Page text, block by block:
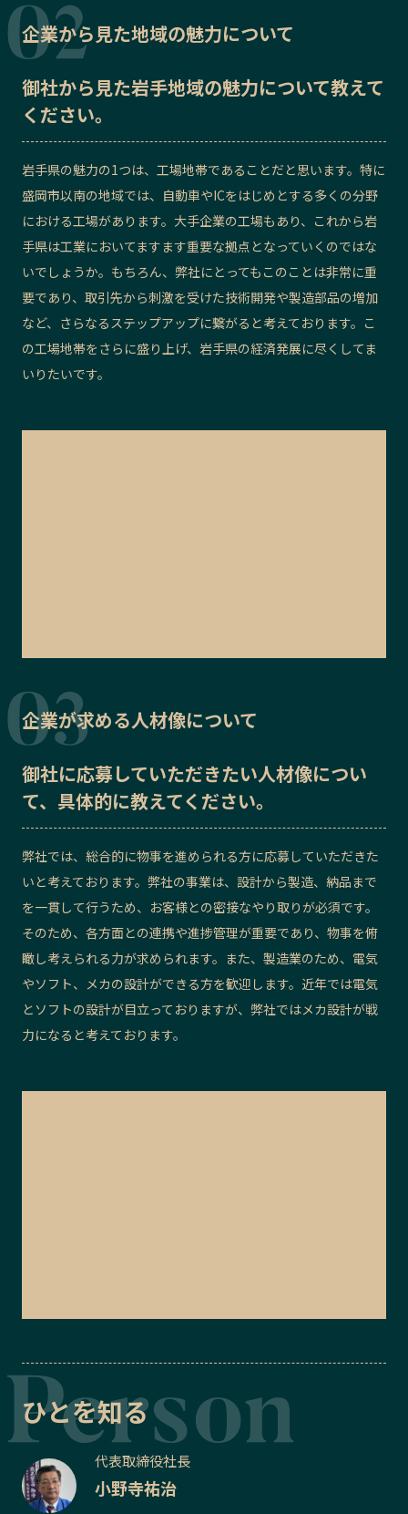
企業から見た地域の魅力について
御社から見た岩手地域の魅力について教えて
ください。
岩手県の魅力の1つは、工場地帯であることだと思います。特に
盛岡市以南の地域では、自動車やICをはじめとする多くの分野
における工場があります。大手企業の工場もあり、これから岩
手県は工業においてますます重要な拠点となっていくのではな
いでしょうか。もちろん、弊社にとってもこのことは非常に重
要であり、取引先から刺激を受けた技術開発や製造部品の増加
など、さらなるステップアップに繋がると考えております。こ
の工場地帯をさらに盛り上げ、岩手県の経済発展に尽くしてま
いりたいです。
企業が求める人材像について
御社に応募していただきたい人材像につい
て、具体的に教えてください。
弊社では、総合的に物事を進められる方に応募していただきた
いと考えております。弊社の事業は、設計から製造、納品まで
を一貫して行うため、お客様との密接なやり取りが必須です。
そのため、各方面との連携や進捗管理が重要であり、物事を俯
瞰し考えられる力が求められます。また、製造業のため、電気
やソフト、メカの設計ができる方を歓迎します。近年では電気
とソフトの設計が目立っておりますが、弊社ではメカ設計が戦
力になると考えております。
ひとを知る
代表取締役社長
小野寺祐治